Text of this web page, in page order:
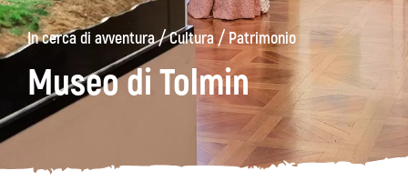
In cerca di avventura/Cultura/Patrimonio
Museo di Tolmin
Kanin
Sentieri
escursionistici
Kobarid